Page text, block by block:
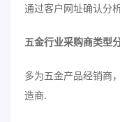
通过客户网址确认分
五金行业采购商类型
多为五金产品经销商
造商.